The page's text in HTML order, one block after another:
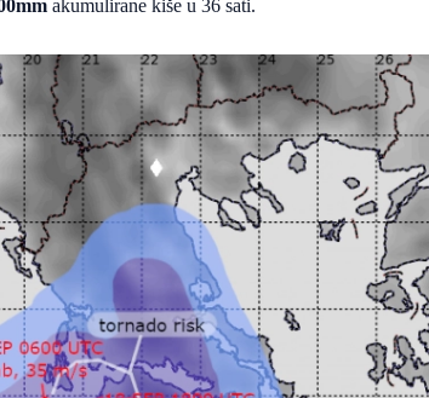
akumulirane kiše u 36 sati.